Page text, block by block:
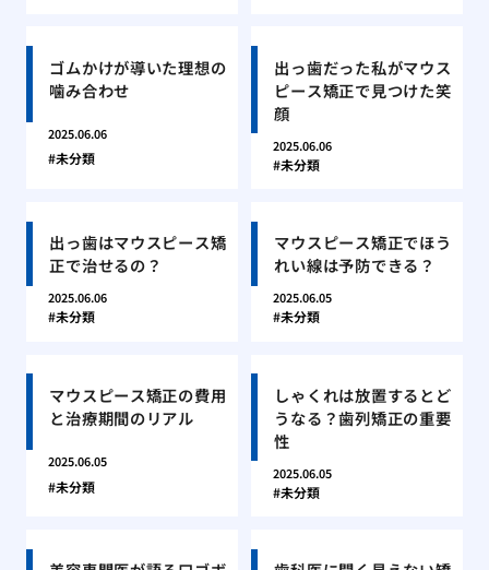
ゴムかけが導いた理想の
噛み合わせ
2025.06.06
未分類
出っ歯だった私がマウス
ピース矯正で見つけた笑
顔
2025.06.06
未分類
出っ歯はマウスピース矯
正で治せるの？
2025.06.06
未分類
マウスピース矯正でほう
れい線は予防できる？
2025.06.05
未分類
マウスピース矯正の費用
と治療期間のリアル
2025.06.05
未分類
しゃくれは放置するとど
うなる？歯列矯正の重要
性
2025.06.05
未分類